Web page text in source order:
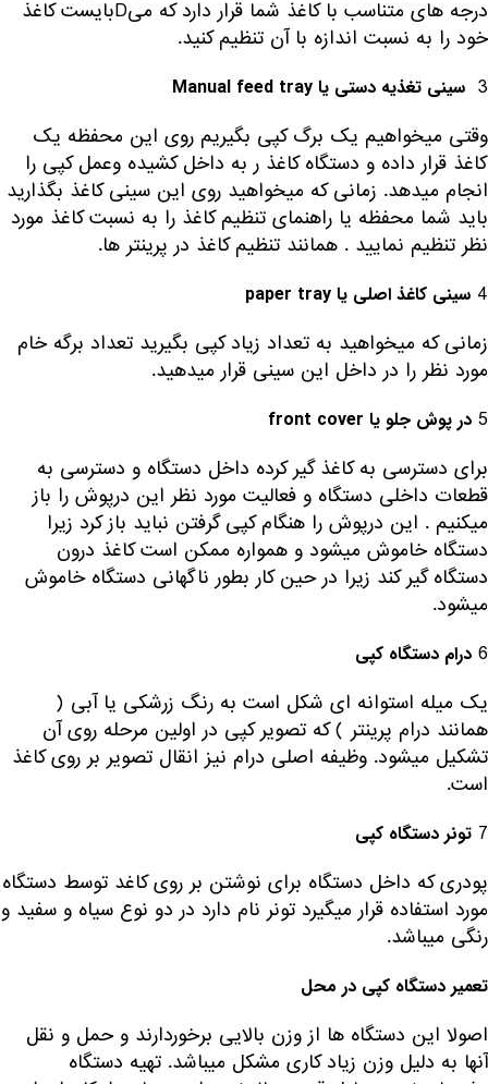
درجه های متناسب با کاغذ شما قرار دارد که میDبایست کاغذ
خود را به نسبت اندازه با آن تنظیم کنید.
3 سینی تغذیه دستی یا Manual feed tray
وقتی میخواهیم یک برگ کپی بگیریم روی این محفظه یک
کاغذ قرار داده و دستگاه کاغذ ر به داخل کشیده وعمل کپی را
انجام میدهد. زمانی که میخواهید روی این سینی کاغذ بگذارید
باید شما محفظه یا راهنمای تنظیم کاغذ را به نسبت کاغذ مورد
نظر تنظیم نمایید . همانند تنظیم کاغذ در پرینتر ها.
4 سینی کاغذ اصلی یا paper tray
زمانی که میخواهید به تعداد زیاد کپی بگیرید تعداد برگه خام
مورد نظر را در داخل این سینی قرار میدهید.
5 در پوش جلو یا front cover
برای دسترسی به کاغذ گیر کرده داخل دستگاه و دسترسی به
قطعات داخلی دستگاه و فعالیت مورد نظر این درپوش را باز
میکنیم . این درپوش را هنگام کپی گرفتن نباید باز کرد زیرا
دستگاه خاموش میشود و همواره ممکن است کاغذ درون
دستگاه گیر کند زیرا در حین کار بطور ناگهانی دستگاه خاموش
میشود.
6 درام دستگاه کپی
یک میله استوانه ای شکل است به رنگ زرشکی یا آبی (
همانند درام پرینتر ) که تصویر کپی در اولین مرحله روی آن
تشکیل میشود. وظیفه اصلی درام نیز انقال تصویر بر روی کاغذ
است.
7 تونر دستگاه کپی
پودری که داخل دستگاه برای نوشتن بر روی کاغد توسط دستگاه
مورد استفاده قرار میگیرد تونر نام دارد در دو نوع سیاه و سفید و
رنگی میباشد.
تعمیر دستگاه کپی در محل
اصولا این دستگاه ها از وزن بالایی برخوردارند و حمل و نقل
آنها به دلیل وزن زیاد کاری مشکل میباشد. تهیه دستگاه